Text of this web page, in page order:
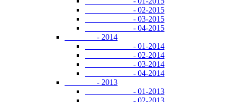
- 02-2015
- 03-2015
- 04-2015
- 2014
- 01-2014
- 02-2014
- 03-2014
- 04-2014
- 2013
- 01-2013
- 02-2013